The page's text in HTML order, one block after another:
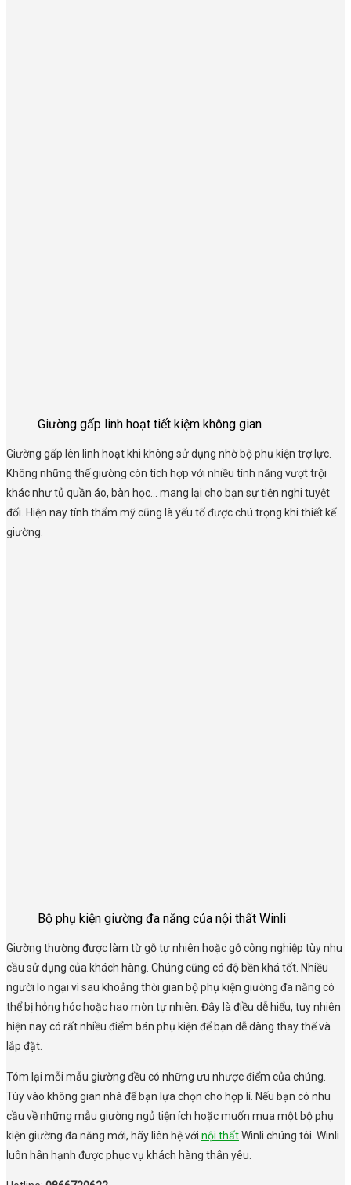
Giường gấp linh hoạt tiết kiệm không gian
Giường gấp lên linh hoạt khi không sử dụng nhờ bộ phụ kiện trợ lực.
Không những thế giường còn tích hợp với nhiều tính năng vượt trội
khác như tủ quần áo, bàn học… mang lại cho bạn sự tiện nghi tuyệt
đối. Hiện nay tính thẩm mỹ cũng là yếu tố được chú trọng khi thiết kế
giường.
Bộ phụ kiện giường đa năng của nội thất Winli
Giường thường được làm từ gỗ tự nhiên hoặc gỗ công nghiệp tùy nhu
cầu sử dụng của khách hàng. Chúng cũng có độ bền khá tốt. Nhiều
người lo ngại vì sau khoảng thời gian bộ phụ kiện giường đa năng có
thể bị hỏng hóc hoặc hao mòn tự nhiên. Đây là điều dễ hiểu, tuy nhiên
hiện nay có rất nhiều điểm bán phụ kiện để bạn dễ dàng thay thế và
lắp đặt.
Tóm lại mỗi mẫu giường đều có những ưu nhược điểm của chúng.
Tùy vào không gian nhà để bạn lựa chọn cho hợp lí. Nếu bạn có nhu
cầu về những mẫu giường ngủ tiện ích hoặc muốn mua một bộ phụ
kiện giường đa năng mới, hãy liên hệ với nội thấtWinli chúng tôi. Winli
luôn hân hạnh được phục vụ khách hàng thân yêu.